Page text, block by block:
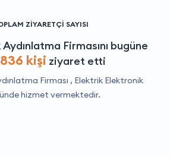
ZİYARETÇİ SAYISI
Firmasını bugüne
836 kişi ziyaret etti
Firması , Elektrik Elektronik
hizmet vermektedir.